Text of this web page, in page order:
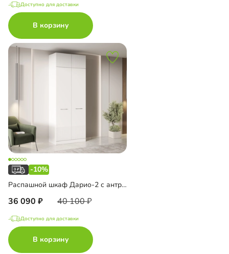
Доступно для доставки
В корзину
-10%
Распашной шкаф Дарио-2 с антресолью
36 090 40 100
Доступно для доставки
В корзину